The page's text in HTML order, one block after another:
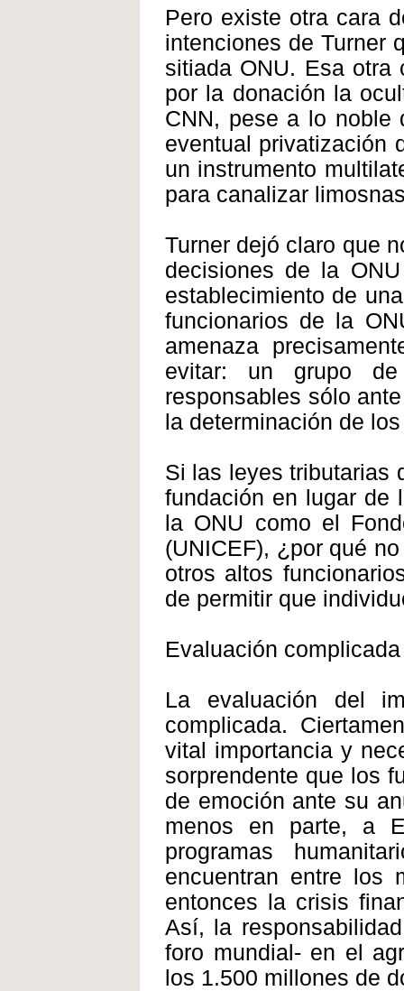
Pero existe otra cara
intenciones de Turner
sitiada ONU. Esa otra
por la donación la
CNN, pese a lo noble
eventual privatización
un instrumento
para canalizar
Turner dejó claro que
decisiones de la
establecimiento de
funcionarios de la
amenaza
evitar: un grupo de
responsables sólo
la determinación de
Si las leyes tributarias
fundación en lugar de
la ONU como el
(UNICEF), ¿por qué
otros altos
de permitir que
Evaluación complicada
La evaluación del
complicada.
vital importancia y
sorprendente que los
de emoción ante su
menos en parte, a
programas
encuentran entre los
entonces la crisis
Así, la
foro mundial- en el
los 1.500 millones de